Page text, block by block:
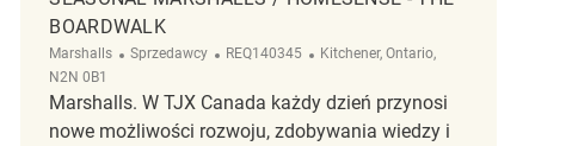
BOARDWALK
Marshalls Kategoria
Sprzedawcy ReqId
REQ140345 Lokalizacja
Kitchener, Ontario,
N2N 0B1
Marshalls. W TJX Canada każdy dzień przynosi
nowe możliwości rozwoju, zdobywania wiedzy i